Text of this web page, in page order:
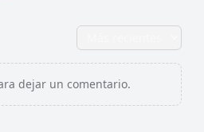
dejar un comentario.